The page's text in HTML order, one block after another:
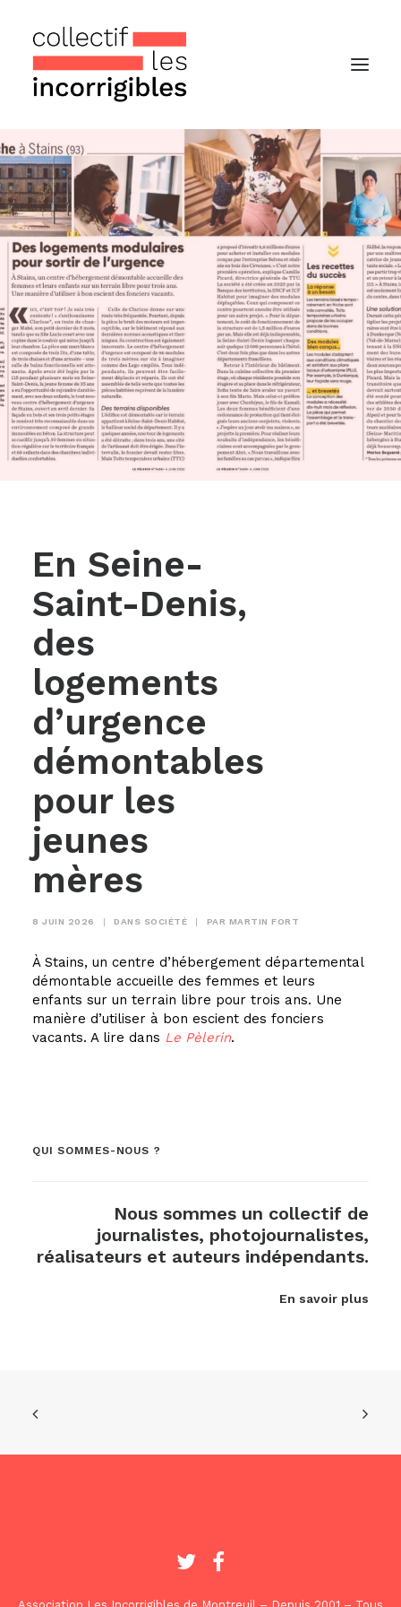
Accueil
Le collectif
Nos actualités
Notre « Incolettre » mensuelle
Recherche
En Seine-
Saint-Denis,
des
logements
d’urgence
démontables
pour les
jeunes
mères
8 JUIN 2026 | DANS SOCIÉTÉ | PAR MARTIN FORT
À Stains, un centre d’hébergement départemental
démontable accueille des femmes et leurs
enfants sur un terrain libre pour trois ans. Une
manière d’utiliser à bon escient des fonciers
vacants. A lire dans Le Pèlerin.
QUI SOMMES-NOUS ?
Nous sommes un collectif de
journalistes, photojournalistes,
réalisateurs et auteurs indépendants.
En savoir plus